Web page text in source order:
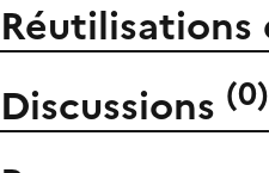
Réutilisations
Discussions (0)